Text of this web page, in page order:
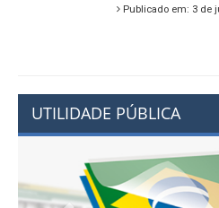
Mata
UTILIDADE PÚBLICA